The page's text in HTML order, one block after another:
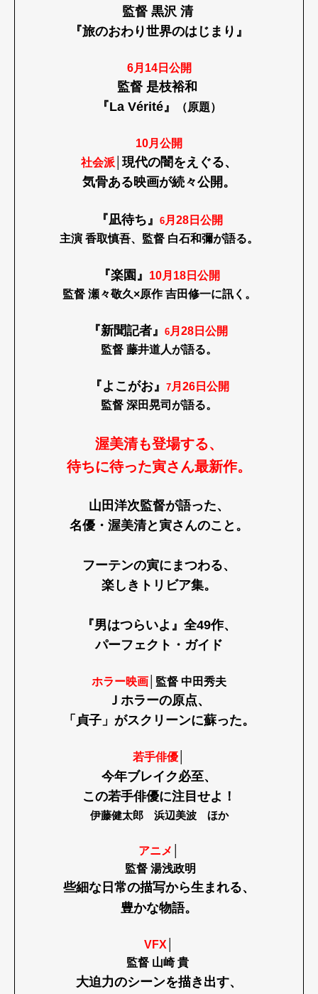
Fashion
監督 黒沢 清
『旅のおわり世界のはじまり』
6月14日公開
監督 是枝裕和
『La Vérité』
（原題）
10月公開
社会派 現代の闇をえぐる、
気骨ある映画が続々公開。
『凪待ち』 6月28日公開
主演 香取慎吾、監督 白石和彌が語る。
『楽園』
10月18日公開
監督 瀬々敬久×原作 吉田修一に訊く。
『新聞記者』 6月28日公開
監督 藤井道人が語る。
『よこがお』 7月26日公開
監督 深田晃司が語る。
渥美清も登場する、
待ちに待った寅さん最新作。
山田洋次監督が語った、
名優・渥美清と寅さんのこと。
フーテンの寅にまつわる、
楽しきトリビア集。
『男はつらいよ』全49作、
パーフェクト・ガイド
ホラー映画 │監督 中田秀夫
Ｊホラーの原点、
「貞子」がスクリーンに蘇った。
若手俳優
今年ブレイク必至、
この若手俳優に注目せよ！
伊藤健太郎 浜辺美波 ほか
アニメ
監督 湯浅政明
些細な日常の描写から生まれる、
豊かな物語。
VFX
監督 山崎 貴
大迫力のシーンを描き出す、